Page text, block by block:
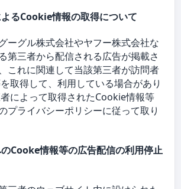
るCookie情報の取得について
ーグル株式会社やヤフー株式会社な
第三者から配信される広告が掲載さ
これに関連して当該第三者が訪問者
取得して、利用している場合があり
によって取得されたCookie情報等
プライバシーポリシーに従って取り
Cooke情報等の広告配信の利用停止